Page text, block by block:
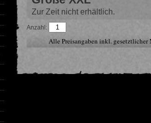
Zur Zeit nicht erhältlich.
Anzahl:
Alle Preisangaben inkl.